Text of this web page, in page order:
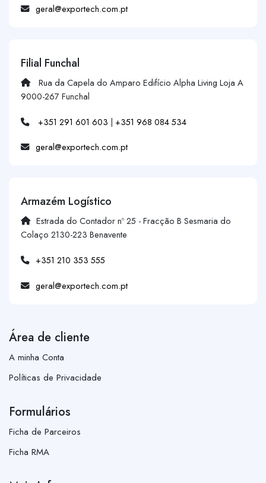
geral@exportech.com.pt
Filial Funchal
Rua da Capela do Amparo Edifício Alpha Living Loja A
9000-267 Funchal
+351 291 601 603 | +351 968 084 534
geral@exportech.com.pt
Armazém Logístico
Estrada do Contador nº 25 - Fracção B Sesmaria do
Colaço 2130-223 Benavente
+351 210 353 555
geral@exportech.com.pt
Área de cliente
A minha Conta
Políticas de Privacidade
Formulários
Ficha de Parceiros
Ficha RMA